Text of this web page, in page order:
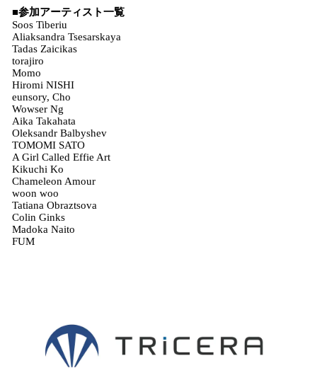
■参加アーティスト一覧
Soos Tiberiu
Aliaksandra Tsesarskaya
Tadas Zaicikas
torajiro
Momo
Hiromi NISHI
eunsory, Cho
Wowser Ng
Aika Takahata
Oleksandr Balbyshev
TOMOMI SATO
A Girl Called Effie Art
Kikuchi Ko
Chameleon Amour
woon woo
Tatiana Obraztsova
Colin Ginks
Madoka Naito
FUM